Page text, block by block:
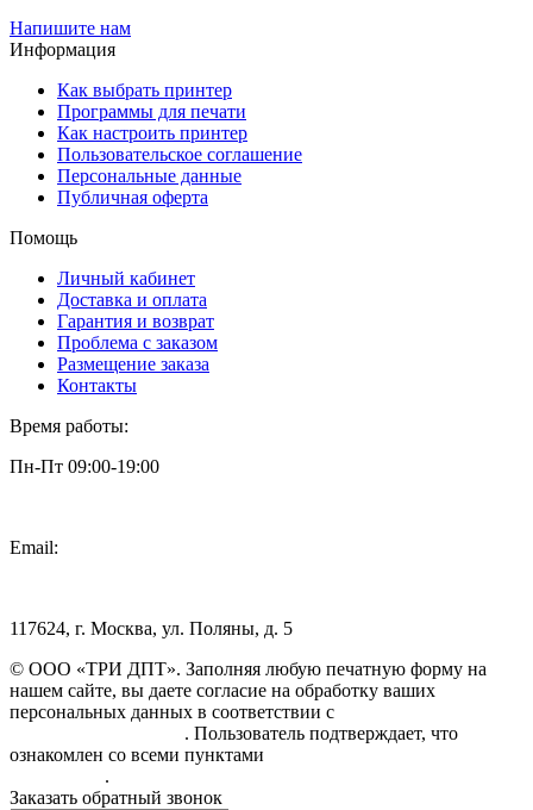
Напишите нам
Информация
Как выбрать принтер
Программы для печати
Как настроить принтер
Пользовательское соглашение
Персональные данные
Публичная оферта
Помощь
Личный кабинет
Доставка и оплата
Гарантия и возврат
Проблема с заказом
Размещение заказа
Контакты
Время работы:
Пн-Пт 09:00-19:00
Email:
117624, г. Москва, ул. Поляны, д. 5
© ООО «ТРИ ДПТ». Заполняя любую печатную форму на
нашем сайте, вы даете согласие на обработку ваших
персональных данных в соответствии с
. Пользователь подтверждает, что
ознакомлен со всеми пунктами
.
Заказать обратный звонок